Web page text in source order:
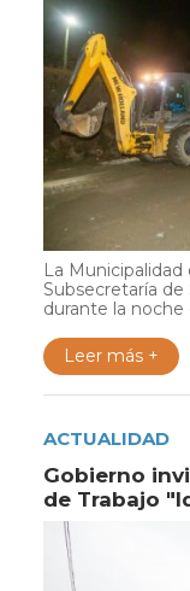
La Municipalidad
Subsecretaría de
durante la noche
Leer más +
ACTUALIDAD
Gobierno
de Trabajo